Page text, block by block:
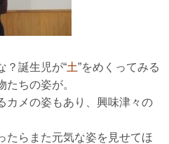
？誕生児が“土”をめくってみる
たちの姿が。
カメの姿もあり、興味津々の
たらまた元気な姿を見せてほ